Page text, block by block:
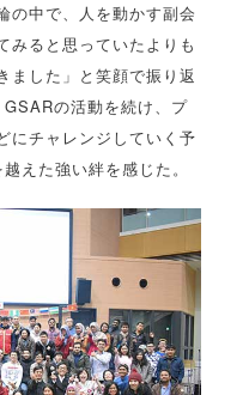
の中で、人を動かす副会
みると思っていたよりも
ました」と笑顔で振り返
の活動を続け、プ
にチャレンジしていく予
えた強い絆を感じた。